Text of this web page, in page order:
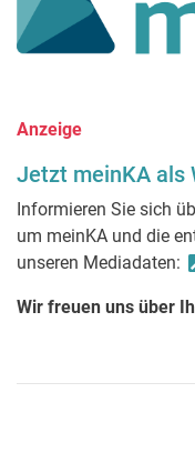
Anzeige
Jetzt meinKA als
Informieren Sie sich
um meinKA und die
unseren Mediadaten:
Wir freuen uns über